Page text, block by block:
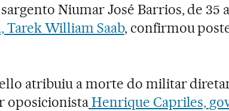
Niumar José Barrios, de 35
Tarek William Saab, confirmou
atribuiu a morte do militar
oposicionistaHenrique Capriles,